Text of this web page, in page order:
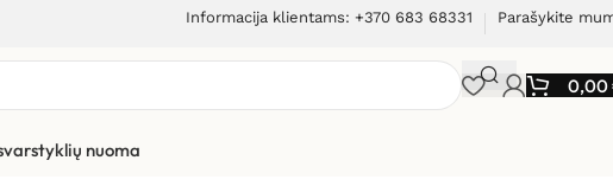
Informacija klientams: +370 683 68331 Parašykite
0,00
nuoma